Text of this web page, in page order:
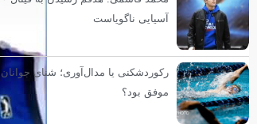
آسیایی ناگویاست
رکوردشکنی یا مدال‌آوری؛ شنای جوانان
موفق بود؟